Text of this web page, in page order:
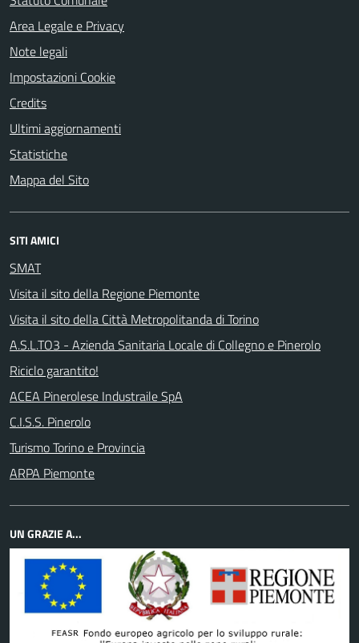
Area Legale e Privacy
Note legali
Impostazioni Cookie
Credits
Ultimi aggiornamenti
Statistiche
Mappa del Sito
SITI AMICI
SMAT
Visita il sito della Regione Piemonte
Visita il sito della Città Metropolitanda di Torino
A.S.L.TO3 - Azienda Sanitaria Locale di Collegno e Pinerolo
Riciclo garantito!
ACEA Pinerolese Industraile SpA
C.I.S.S. Pinerolo
Turismo Torino e Provincia
ARPA Piemonte
UN GRAZIE A...